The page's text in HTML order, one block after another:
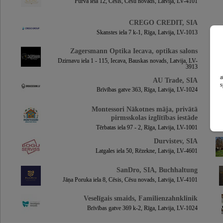
CREGO CREDIT, SIA
Skanstes iela 7 k-1, Rīga, Latvija, LV-1013
Zagersmann Optika Iecava, optikas salons
Dzirnavu iela 1 - 115, Iecava, Bauskas novads, Latvija, LV-
3913
AU Trade, SIA
Brīvības gatve 363, Rīga, Latvija, LV-1024
Montessori Nākotnes māja, privātā
pirmsskolas izglītības iestāde
Tērbatas iela 97 - 2, Rīga, Latvija, LV-1001
Durvistev, SIA
Latgales iela 50, Rēzekne, Latvija, LV-4601
SanDro, SIA, Buchhaltung
Jāņa Poruka iela 8, Cēsis, Cēsu novads, Latvija, LV-4101
Veselīgais smaids, Familienzahnklinik
Brīvības gatve 369 k-2, Rīga, Latvija, LV-1024